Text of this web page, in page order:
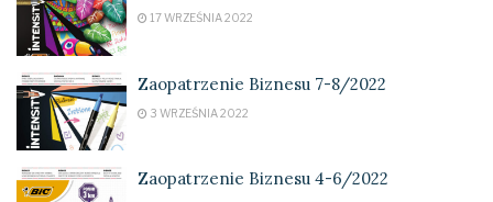
17 WRZEŚNIA 2022
Zaopatrzenie Biznesu 7-8/2022
3 WRZEŚNIA 2022
Zaopatrzenie Biznesu 4-6/2022